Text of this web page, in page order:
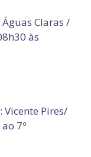
Claras /
às
Vicente Pires/
7º